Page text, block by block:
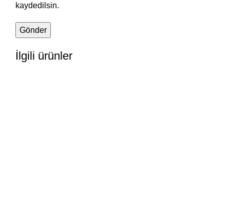
kaydedilsin.
İlgili ürünler